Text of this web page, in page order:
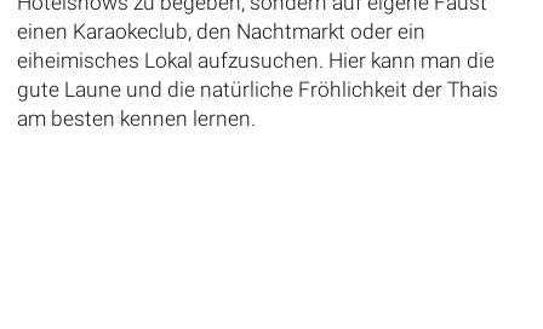
einen Karaokeclub, den Nachtmarkt oder ein
eiheimisches Lokal aufzusuchen. Hier kann man die
gute Laune und die natürliche Fröhlichkeit der Thais
am besten kennen lernen.